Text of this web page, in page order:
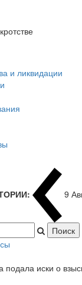
и ликвидации
9
подала иски о